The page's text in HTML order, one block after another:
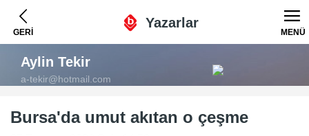
GERİ
Yazarlar
MENÜ
Aylin Tekir
a-tekir@hotmail.com
Bursa'da umut akıtan o çeşme